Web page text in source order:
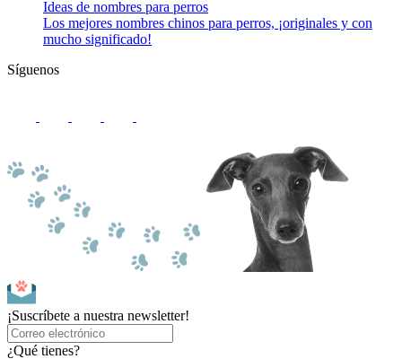
Ideas de nombres para perros
Los mejores nombres chinos para perros, ¡originales y con
mucho significado!
Síguenos
¡Suscríbete a nuestra newsletter!
¿Qué tienes?